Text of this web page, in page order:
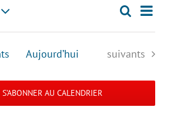
Recherche
et
navigation
de
Recherche
de
Liste
Aujourd’hui Évènements
suivants
S’ABONNER AU CALENDRIER